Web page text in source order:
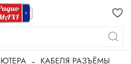
КАБЕЛЯ РАЗЪЁМЫ